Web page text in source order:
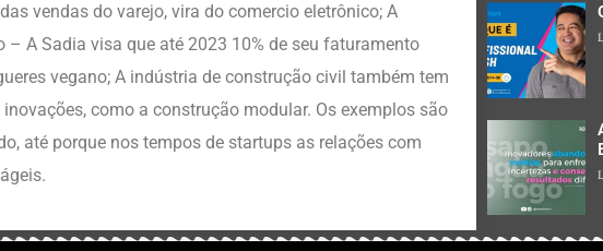
vendas do varejo, vira do comercio eletrônico; A
A Sadia visa que até 2023 10% de seu faturamento
vegano; A indústria de construção civil também tem
como a construção modular. Os exemplos são
até porque nos tempos de startups as relações com